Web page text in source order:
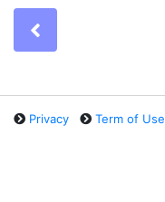
Privacy Term of Use